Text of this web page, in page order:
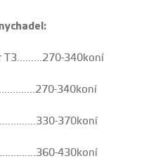
T3.........270-340koní
340koní
370koní
430koní